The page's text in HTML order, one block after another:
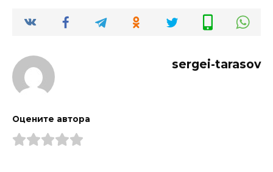
sergei-tarasov
Оцените автора